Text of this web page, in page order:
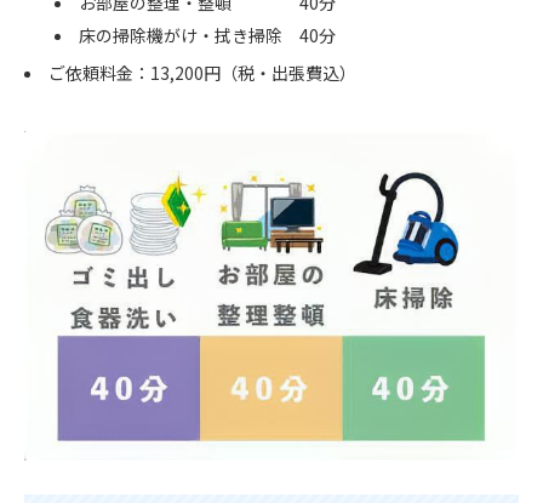
床の掃除機がけ・拭き掃除 40分
ご依頼料金：13,200円（税・出張費込）